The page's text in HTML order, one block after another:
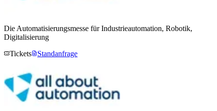
Die Automatisierungsmesse für Industrieautomation, Robotik,
Digitalisierung
Tickets
Standanfrage